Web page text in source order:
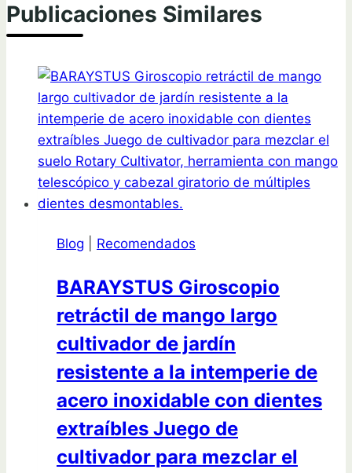
Publicaciones Similares
Blog Recomendados
BARAYSTUS Giroscopio
retráctil de mango largo
cultivador de jardín
resistente a la intemperie de
acero inoxidable con dientes
extraíbles Juego de
cultivador para mezclar el